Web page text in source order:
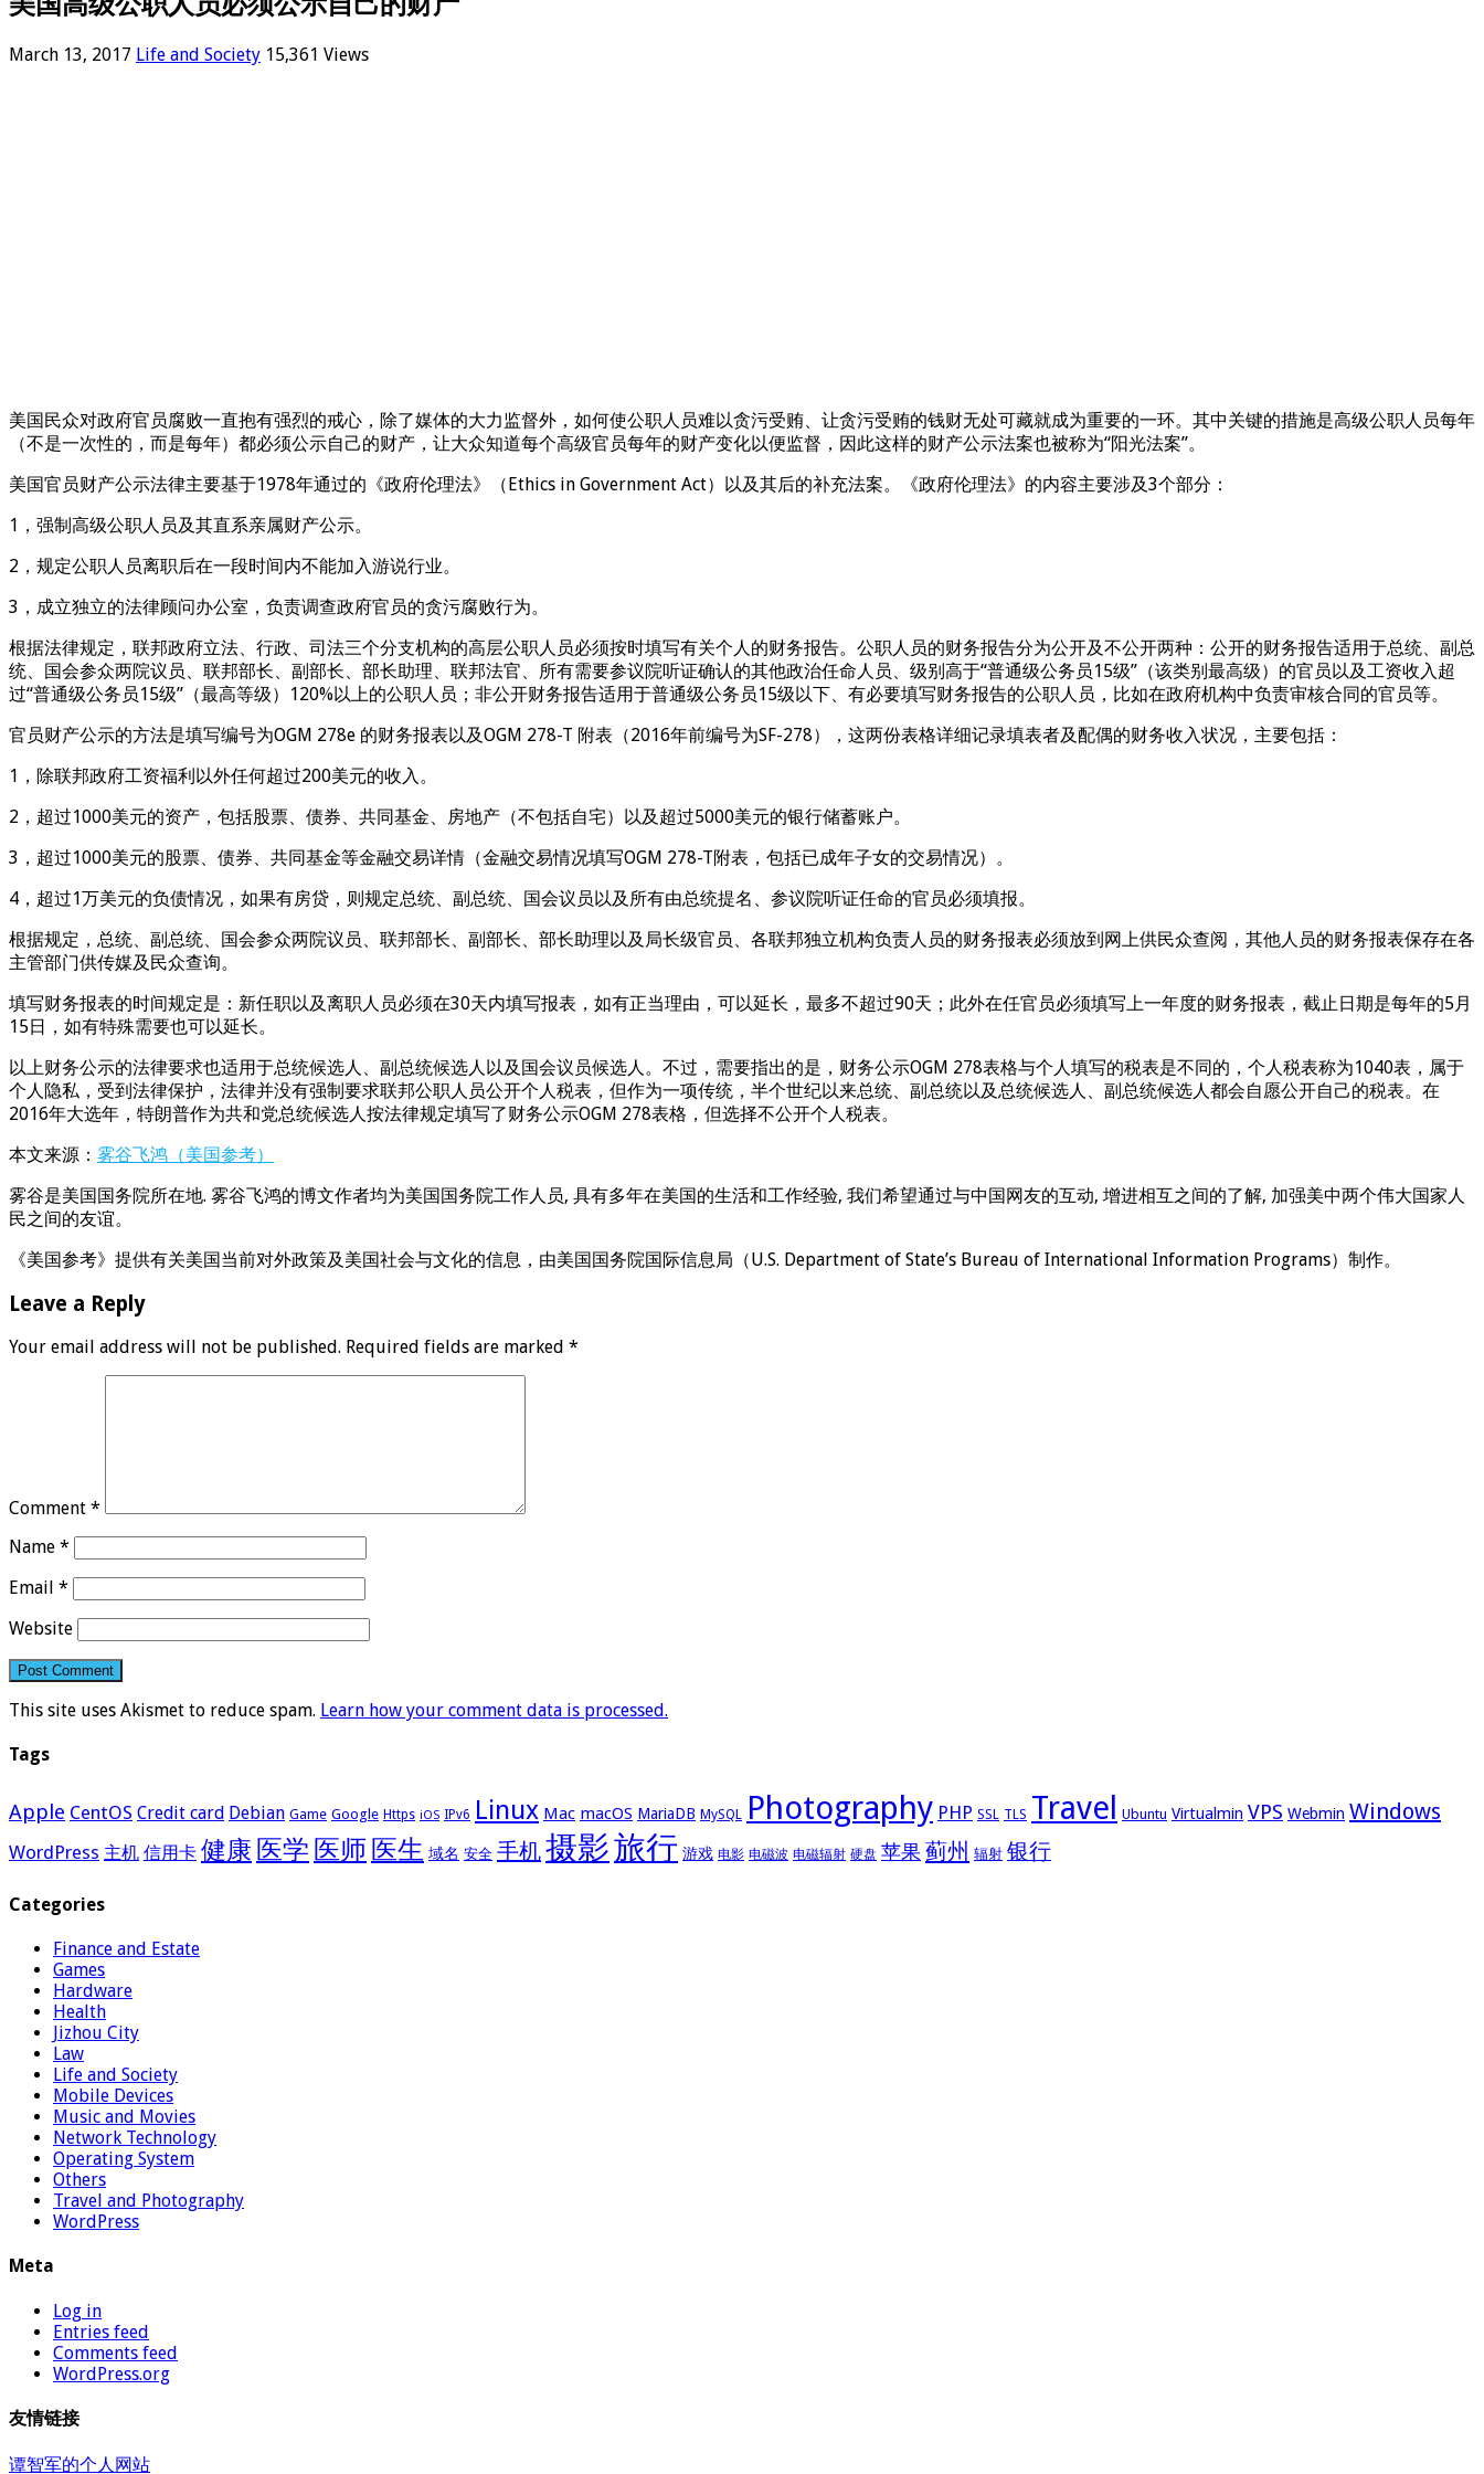
March 13, 2017 Life and Society 15,361 Views
美国民众对政府官员腐败一直抱有强烈的戒心，除了媒体的大力监督外，如何使公职人员难以贪污受贿、让贪污受贿的钱财无处可藏就成为重要的一环。其中关键的措施是高级公职人员每年
（不是一次性的，而是每年）都必须公示自己的财产，让大众知道每个高级官员每年的财产变化以便监督，因此这样的财产公示法案也被称为“阳光法案”。
美国官员财产公示法律主要基于1978年通过的《政府伦理法》（Ethics in Government Act）以及其后的补充法案。《政府伦理法》的内容主要涉及3个部分：
1，强制高级公职人员及其直系亲属财产公示。
2，规定公职人员离职后在一段时间内不能加入游说行业。
3，成立独立的法律顾问办公室，负责调查政府官员的贪污腐败行为。
根据法律规定，联邦政府立法、行政、司法三个分支机构的高层公职人员必须按时填写有关个人的财务报告。公职人员的财务报告分为公开及不公开两种：公开的财务报告适用于总统、副总
统、国会参众两院议员、联邦部长、副部长、部长助理、联邦法官、所有需要参议院听证确认的其他政治任命人员、级别高于“普通级公务员15级”（该类别最高级）的官员以及工资收入超
过“普通级公务员15级”（最高等级）120%以上的公职人员；非公开财务报告适用于普通级公务员15级以下、有必要填写财务报告的公职人员，比如在政府机构中负责审核合同的官员等。
官员财产公示的方法是填写编号为OGM 278e 的财务报表以及OGM 278-T 附表（2016年前编号为SF-278），这两份表格详细记录填表者及配偶的财务收入状况，主要包括：
1，除联邦政府工资福利以外任何超过200美元的收入。
2，超过1000美元的资产，包括股票、债券、共同基金、房地产（不包括自宅）以及超过5000美元的银行储蓄账户。
3，超过1000美元的股票、债券、共同基金等金融交易详情（金融交易情况填写OGM 278-T附表，包括已成年子女的交易情况）。
4，超过1万美元的负债情况，如果有房贷，则规定总统、副总统、国会议员以及所有由总统提名、参议院听证任命的官员必须填报。
根据规定，总统、副总统、国会参众两院议员、联邦部长、副部长、部长助理以及局长级官员、各联邦独立机构负责人员的财务报表必须放到网上供民众查阅，其他人员的财务报表保存在各
主管部门供传媒及民众查询。
填写财务报表的时间规定是：新任职以及离职人员必须在30天内填写报表，如有正当理由，可以延长，最多不超过90天；此外在任官员必须填写上一年度的财务报表，截止日期是每年的5月
15日，如有特殊需要也可以延长。
以上财务公示的法律要求也适用于总统候选人、副总统候选人以及国会议员候选人。不过，需要指出的是，财务公示OGM 278表格与个人填写的税表是不同的，个人税表称为1040表，属于
个人隐私，受到法律保护，法律并没有强制要求联邦公职人员公开个人税表，但作为一项传统，半个世纪以来总统、副总统以及总统候选人、副总统候选人都会自愿公开自己的税表。在
2016年大选年，特朗普作为共和党总统候选人按法律规定填写了财务公示OGM 278表格，但选择不公开个人税表。
本文来源： 雾谷飞鸿（美国参考）
雾谷是美国国务院所在地. 雾谷飞鸿的博文作者均为美国国务院工作人员, 具有多年在美国的生活和工作经验, 我们希望通过与中国网友的互动, 增进相互之间的了解, 加强美中两个伟大国家人
民之间的友谊。
《美国参考》提供有关美国当前对外政策及美国社会与文化的信息，由美国国务院国际信息局（U.S. Department of State’s Bureau of International Information Programs）制作。
Leave a Reply
Your email address will not be published. Required fields are marked *
Comment *
Name *
Email *
Website
This site uses Akismet to reduce spam. Learn how your comment data is processed.
Tags
Apple CentOS Credit card Debian Game Google Https iOS IPv6 Linux Mac macOS MariaDB MySQL Photography PHP SSL TLS Travel Ubuntu Virtualmin VPS Webmin Windows
WordPress 主机 信用卡 健康 医学 医师 医生 域名 安全 手机摄影旅行 游戏 电影 电磁波 电磁辐射 硬盘 苹果 蓟州 辐射 银行
Categories
Finance and Estate
Games
Hardware
Health
Jizhou City
Law
Life and Society
Mobile Devices
Music and Movies
Network Technology
Operating System
Others
Travel and Photography
WordPress
Meta
Log in
Entries feed
Comments feed
WordPress.org
友情链接
谭智军的个人网站